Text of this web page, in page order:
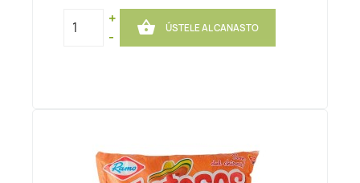
+
-
 ÚSTELE AL CANASTO